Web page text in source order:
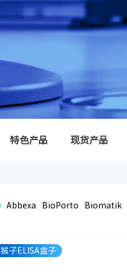
特色产品 现货产品
Abbexa BioPorto Biomatik
猴子ELISA盒子